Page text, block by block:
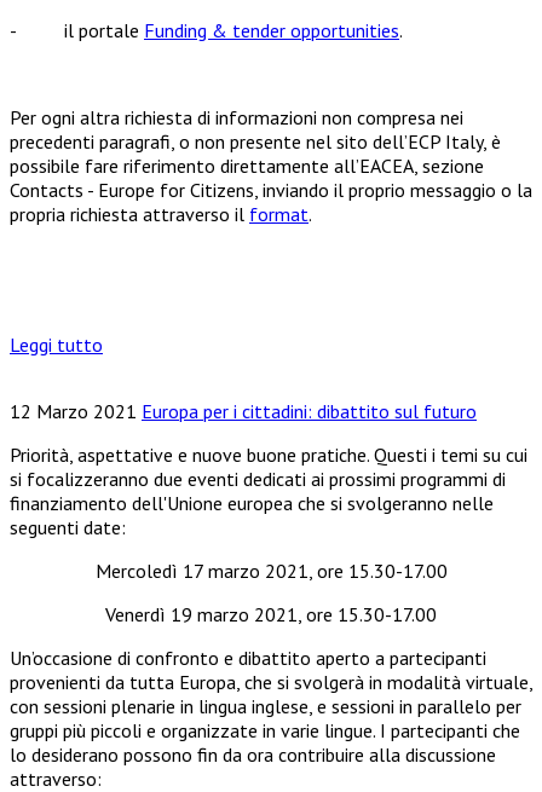
- il portale Funding & tender opportunities.
Per ogni altra richiesta di informazioni non compresa nei
precedenti paragrafi, o non presente nel sito dell’ECP Italy, è
possibile fare riferimento direttamente all’EACEA, sezione
Contacts - Europe for Citizens, inviando il proprio messaggio o la
propria richiesta attraverso il format.
Leggi tutto
12 Marzo 2021 Europa per i cittadini: dibattito sul futuro
Priorità, aspettative e nuove buone pratiche. Questi i temi su cui
si focalizzeranno due eventi dedicati ai prossimi programmi di
finanziamento dell'Unione europea che si svolgeranno nelle
seguenti date:
Mercoledì 17 marzo 2021, ore 15.30-17.00
Venerdì 19 marzo 2021, ore 15.30-17.00
Un’occasione di confronto e dibattito aperto a partecipanti
provenienti da tutta Europa, che si svolgerà in modalità virtuale,
con sessioni plenarie in lingua inglese, e sessioni in parallelo per
gruppi più piccoli e organizzate in varie lingue. I partecipanti che
lo desiderano possono fin da ora contribuire alla discussione
attraverso: